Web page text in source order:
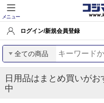
メニュー
ログイン/新規会員登録
全ての商品
日用品はまとめ買いが
中